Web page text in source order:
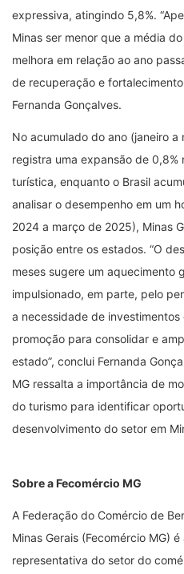
expressiva, atingindo 5,8%.
Minas ser menor que a média
melhora em relação ao ano
de recuperação e
Fernanda Gonçalves.
No acumulado do ano (janeiro
registra uma expansão de
turística, enquanto o Brasil
analisar o desempenho em um
2024 a março de 2025), Minas
posição entre os estados. “O
meses sugere um aquecimento
impulsionado, em parte, pelo
a necessidade de
promoção para consolidar e
estado”, conclui Fernanda
MG ressalta a importância de
do turismo para identificar
desenvolvimento do setor em
Sobre a Fecomércio MG
A Federação do Comércio de
Minas Gerais (Fecomércio MG)
representativa do setor do